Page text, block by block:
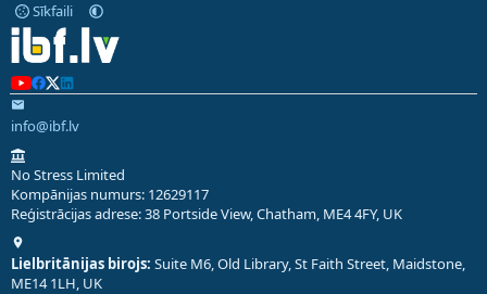
Sīkfaili
info@ibf.lv
No Stress Limited
Kompānijas numurs: 12629117
Reģistrācijas adrese: 38 Portside View, Chatham, ME4 4FY, UK
Lielbritānijas birojs: Suite M6, Old Library, St Faith Street, Maidstone,
ME14 1LH, UK